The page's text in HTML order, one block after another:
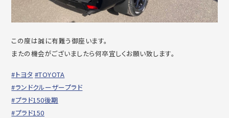
この度は誠に有難う御座います。
またの機会がございましたら何卒宜しくお願い致します。
#トヨタ #TOYOTA
#ランドクルーザープラド
#プラド150後期
#プラド150